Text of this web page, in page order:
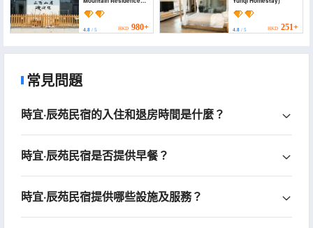
Homestay)
4.8 / 5 HKD 980+ 4.8/ 5 HKD 251+
常見問題
時宜·辰苑民宿的入住和退房時間是什麼？
時宜·辰苑民宿是否提供早餐？
時宜·辰苑民宿提供哪些設施及服務？